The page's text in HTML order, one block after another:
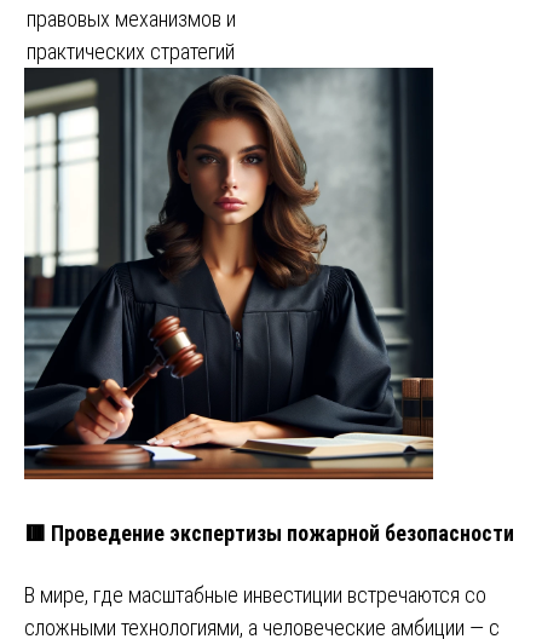
правовых механизмов и
практических стратегий
🟥 Проведение экспертизы пожарной безопасности
В мире, где масштабные инвестиции встречаются со
сложными технологиями, а человеческие амбиции — с